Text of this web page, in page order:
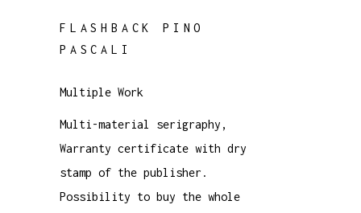
FLASHBACK PINO
PASCALI
Multiple Work
Multi-material serigraphy,
Warranty certificate with dry
stamp of the publisher.
Possibility to buy the whole